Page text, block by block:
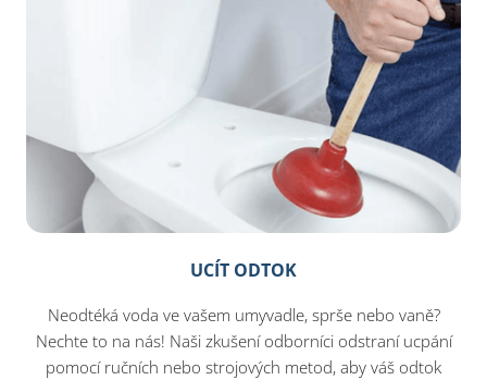
UCÍT ODTOK
Neodtéká voda ve vašem umyvadle, sprše nebo vaně?
Nechte to na nás! Naši zkušení odborníci odstraní ucpání
pomocí ručních nebo strojových metod, aby váš odtok